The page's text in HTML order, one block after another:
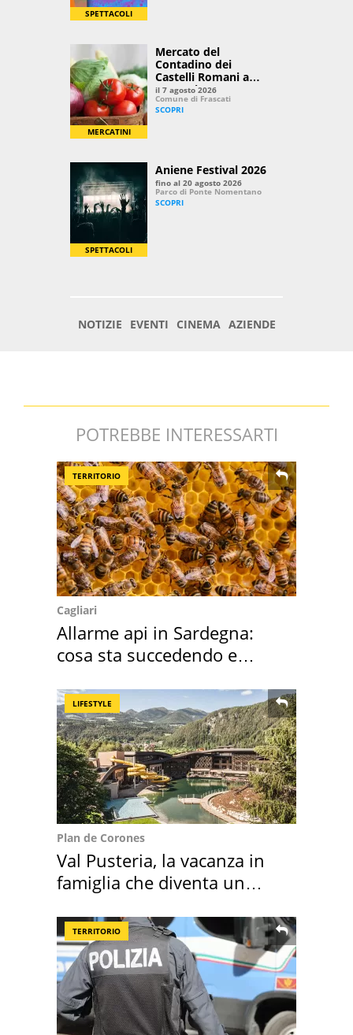
POTREBBE INTERESSARTI
TERRITORIO
Cagliari
Allarme api in Sardegna:
cosa sta succedendo e
LIFESTYLE
Plan de Corones
Val Pusteria, la vacanza in
famiglia che diventa un
TERRITORIO